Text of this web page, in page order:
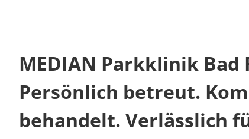
MEDIAN Parkklinik Bad
Persönlich betreut.
behandelt. Verlässlich